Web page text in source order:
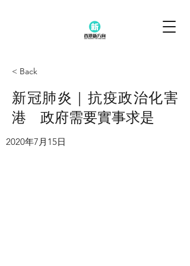
< Back
新冠肺炎｜抗疫政治化害
港 政府需要實事求是
2020年7月15日